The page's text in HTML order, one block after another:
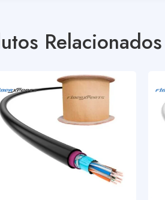
Relacionados